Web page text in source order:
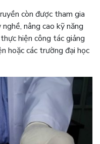
còn được tham gia
nâng cao kỹ năng
hiện công tác giảng
hoặc các trường đại học